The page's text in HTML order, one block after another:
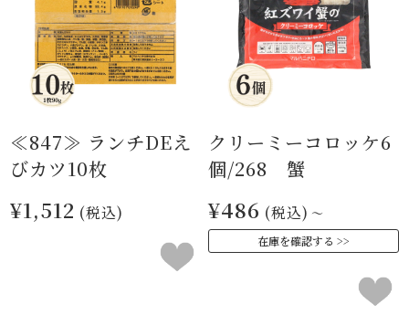
≪847≫ ランチDEえ
びカツ10枚
¥1,512 (税込)
クリーミーコロッケ6
個/268 蟹
¥486 (税込) ～
在庫を確認する